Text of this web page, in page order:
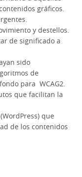
gráficos.
y destellos.
de significado a
sido
de
para WCAG2.
que facilitan la
que
de los contenidos